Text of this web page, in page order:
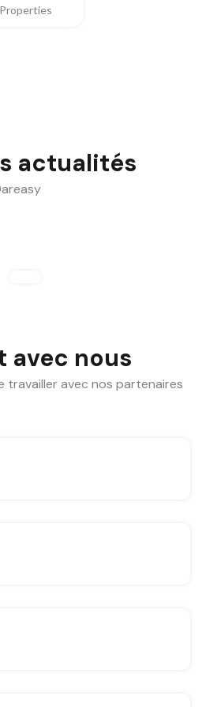
Properties
actualités
avec nous
travailler avec nos partenaires